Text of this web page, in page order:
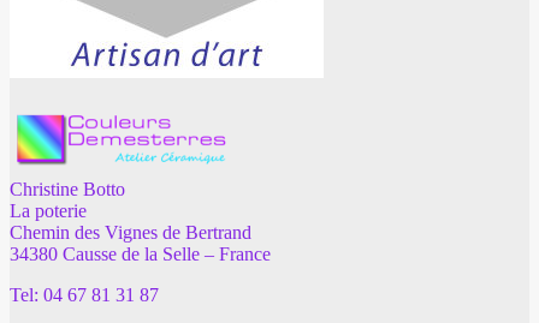
Christine Botto
La poterie
Chemin des Vignes de Bertrand
34380 Causse de la Selle – France
Tel: 04 67 81 31 87